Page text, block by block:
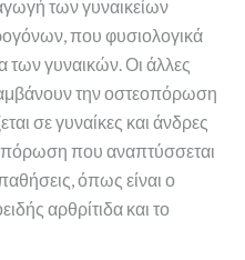
των γυναικείων
που φυσιολογικά
των γυναικών. Οι άλλες
την οστεοπόρωση
σε γυναίκες και άνδρες
που αναπτύσσεται
όπως είναι ο
αρθρίτιδα και το